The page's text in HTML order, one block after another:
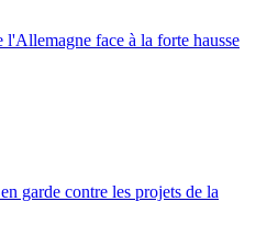
l'Allemagne face à la forte hausse
garde contre les projets de la